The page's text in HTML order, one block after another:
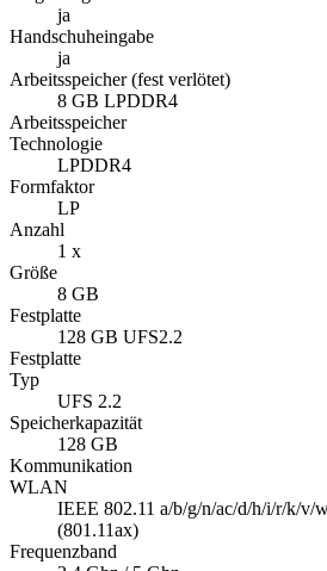
ja
Handschuheingabe
ja
Arbeitsspeicher (fest verlötet)
8 GB LPDDR4
Arbeitsspeicher
Technologie
LPDDR4
Formfaktor
LP
Anzahl
1 x
Größe
8 GB
Festplatte
128 GB UFS2.2
Festplatte
Typ
UFS 2.2
Speicherkapazität
128 GB
Kommunikation
WLAN
IEEE 802.11 a/b/g/n/ac/d/h/i/r/k/
(801.11ax)
Frequenzband